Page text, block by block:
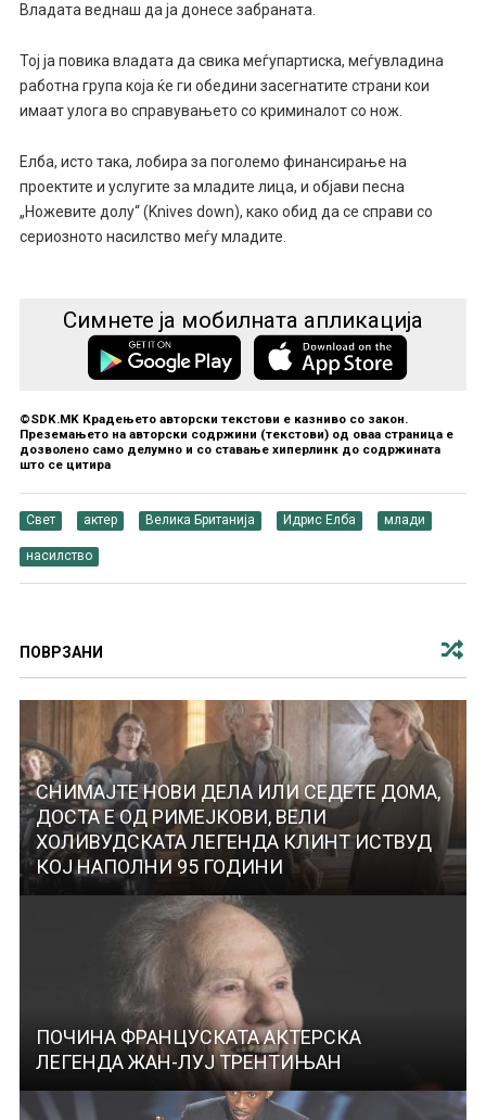
Владата веднаш да ја донесе забраната.
Тој ја повика владата да свика меѓупартиска, меѓувладина
работна група која ќе ги обедини засегнатите страни кои
имаат улога во справувањето со криминалот со нож.
Елба, исто така, лобира за поголемо финансирање на
проектите и услугите за младите лица, и објави песна
„Ножевите долу“ (Knives down), како обид да се справи со
сериозното насилство меѓу младите.
Симнете ја мобилната апликација
©SDK.MK Крадењето авторски текстови е казниво со закон.
Преземањето на авторски содржини (текстови) од оваа страница е
дозволено само делумно и со ставање хиперлинк до содржината
што се цитира
Свет актер Велика Британија Идрис Елба млади
насилство
ПОВРЗАНИ
СНИМАЈТЕ НОВИ ДЕЛА ИЛИ СЕДЕТЕ ДОМА,
ДОСТА Е ОД РИМЕЈКОВИ, ВЕЛИ
ХОЛИВУДСКАТА ЛЕГЕНДА КЛИНТ ИСТВУД
КОЈ НАПОЛНИ 95 ГОДИНИ
ПОЧИНА ФРАНЦУСКАТА АКТЕРСКА
ЛЕГЕНДА ЖАН-ЛУЈ ТРЕНТИЊАН